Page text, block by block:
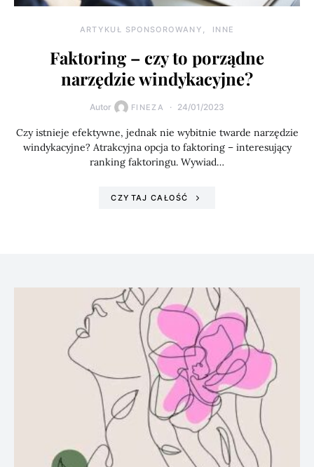
ARTYKUŁ SPONSOROWANY INNE
Faktoring – czy to porządne
narzędzie windykacyjne?
Autor FINEZA 24/01/2023
Czy istnieje efektywne, jednak nie wybitnie twarde narzędzie
windykacyjne? Atrakcyjna opcja to faktoring – interesujący
ranking faktoringu. Wywiad…
CZYTAJ CAŁOŚĆ